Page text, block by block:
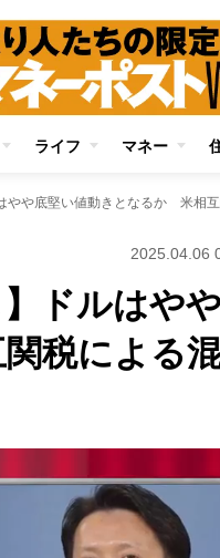
ライフ マネー
やや底堅い値動きとなるか 米相
2025.04.06
】ドルはや
税による